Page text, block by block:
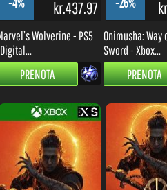
(Digital...
PRENOTA
Sword - Xbox...
PRENOTA